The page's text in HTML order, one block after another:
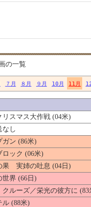
の一覧
７月 ８月 ９月 10月 11月
リスマス大作戦 (04米)
なし
ガン (86米)
ロック (06米)
果 実姉の吐息 (04日)
世界 (66日)
クルーズ／栄光の彼方に (83
ル (88米)